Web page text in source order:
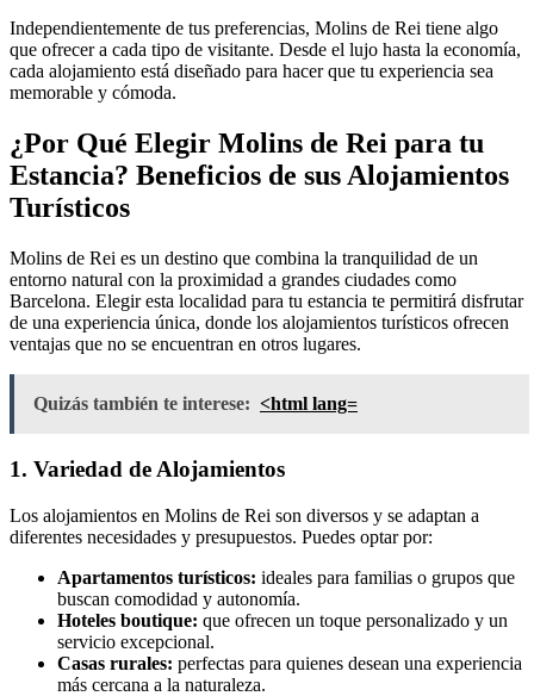
Independientemente de tus preferencias, Molins de Rei tiene algo
que ofrecer a cada tipo de visitante. Desde el lujo hasta la economía,
cada alojamiento está diseñado para hacer que tu experiencia sea
memorable y cómoda.
¿Por Qué Elegir Molins de Rei para tu
Estancia? Beneficios de sus Alojamientos
Turísticos
Molins de Rei es un destino que combina la tranquilidad de un
entorno natural con la proximidad a grandes ciudades como
Barcelona. Elegir esta localidad para tu estancia te permitirá disfrutar
de una experiencia única, donde los alojamientos turísticos ofrecen
ventajas que no se encuentran en otros lugares.
Quizás también te interese: <html lang=
1. Variedad de Alojamientos
Los alojamientos en Molins de Rei son diversos y se adaptan a
diferentes necesidades y presupuestos. Puedes optar por:
Apartamentos turísticos: ideales para familias o grupos que
buscan comodidad y autonomía.
Hoteles boutique: que ofrecen un toque personalizado y un
servicio excepcional.
Casas rurales: perfectas para quienes desean una experiencia
más cercana a la naturaleza.